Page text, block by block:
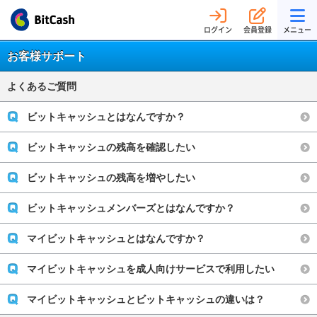
ログイン 会員登録 メニュー
お客様サポート
よくあるご質問
ビットキャッシュとはなんですか？
ビットキャッシュの残高を確認したい
ビットキャッシュの残高を増やしたい
ビットキャッシュメンバーズとはなんですか？
マイビットキャッシュとはなんですか？
マイビットキャッシュを成人向けサービスで利用したい
マイビットキャッシュとビットキャッシュの違いは？